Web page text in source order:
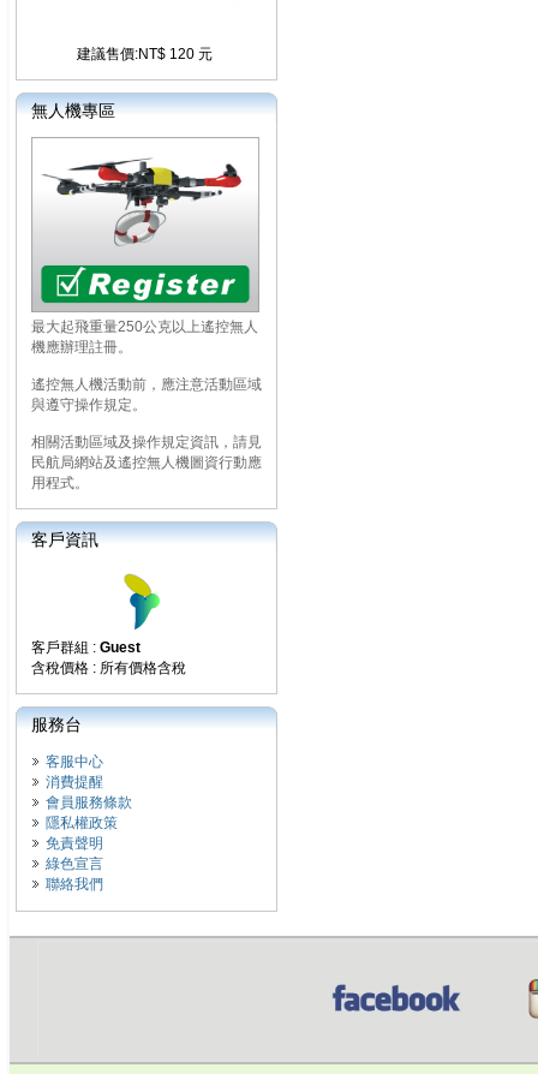
建議售價:NT$ 120 元
無人機專區
最大起飛重量250公克以上遙控無人
機應辦理註冊。
遙控無人機活動前，應注意活動區域
與遵守操作規定。
相關活動區域及操作規定資訊，請見
民航局網站及遙控無人機圖資行動應
用程式。
客戶資訊
客戶群組 : Guest
含稅價格 : 所有價格含稅
服務台
客服中心
消費提醒
會員服務條款
隱私權政策
免責聲明
綠色宣言
聯絡我們